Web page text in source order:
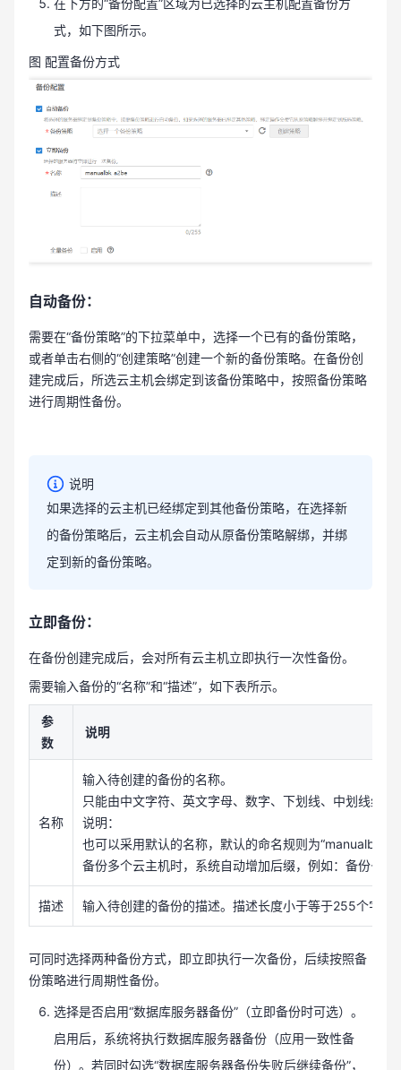
在下方的“备份配置”区域为已选择的云主机配置备份方
式，如下图所示。
图 配置备份方式
自动备份：
需要在“备份策略”的下拉菜单中，选择一个已有的备份策略，
或者单击右侧的“创建策略”创建一个新的备份策略。在备份创
建完成后，所选云主机会绑定到该备份策略中，按照备份策略
进行周期性备份。
说明
如果选择的云主机已经绑定到其他备份策略，在选择新
的备份策略后，云主机会自动从原备份策略解绑，并绑
定到新的备份策略。
立即备份：
在备份创建完成后，会对所有云主机立即执行一次性备份。
需要输入备份的“名称”和“描述”，如下表所示。
参
数
说明
名称
输入待创建的备份的名称。
只能由中文字符、英文字母、数字、下划线、中划线组
说明：
也可以采用默认的名称，默认的命名规则为
备份多个云主机时，系统自动增加后缀，例如：备份-
描述 输入待创建的备份的描述。描述长度小于等于255个字符
可同时选择两种备份方式，即立即执行一次备份，后续按照备
份策略进行周期性备份。
选择是否启用“数据库服务器备份”（立即备份时可选）。
启用后，系统将执行数据库服务器备份（应用一致性备
份）。若同时勾选“数据库服务器备份失败后继续备份”，